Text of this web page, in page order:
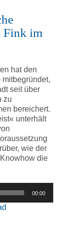
Fink im
hat den
seit über
zu
bereichert.
unterhält
wie der
die
00:00